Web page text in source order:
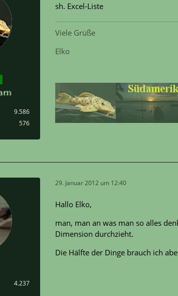
9.586
576
sh. Excel-Liste
Viele Grüße
Elko
4.237
29. Januar 2012 um 12:40
Hallo Elko,
man, man an was man so alles
Dimension durchzieht.
Die Hälfte der Dinge brauch ich